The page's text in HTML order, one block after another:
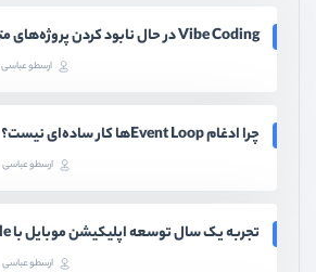
Vibe Coding در حال نابود کردن پروژه‌های متن‌باز است
ارسطو عباسی
چرا ادغام Event Loopها کار ساده‌ای نیست؟
ارسطو عباسی
تجربه یک سال توسعه اپلیکیشن موبایل با GoMobile
ارسطو عباسی